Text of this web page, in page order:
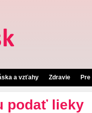
a vzťahy Zdravie
podať lieky